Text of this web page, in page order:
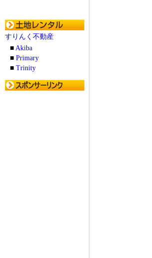
すりんく不動産
■ Akiba
■ Primary
■ Trinity